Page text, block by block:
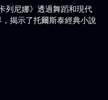
列尼娜》透過舞蹈和現代
揭示了托爾斯泰經典小說